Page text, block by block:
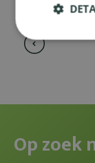
Op zoek